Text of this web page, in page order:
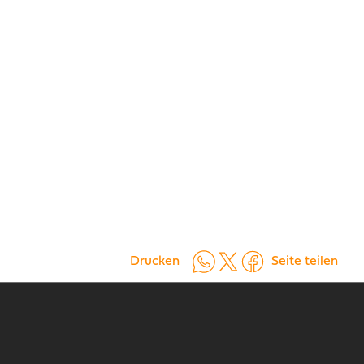
Drucken Auf WhatsApp teilen
Auf X teilen
Auf Facebook teilen
Seite teilen